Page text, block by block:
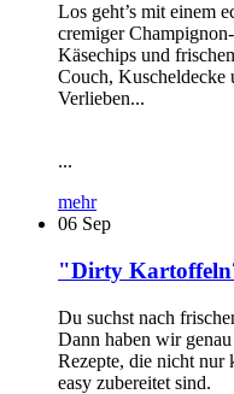
Los geht’s mit einem
cremiger
Käsechips und
Couch, Kuscheldecke
Verlieben...
...
mehr
06 Sep
"Dirty
Du suchst nach
Dann haben wir
Rezepte, die nicht nur
easy zubereitet sind.